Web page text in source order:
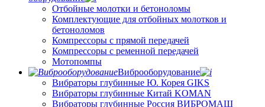
Отбойные молотки и бетоноломы
Комплектующие для отбойных молотков и
бетоноломов
Компрессоры с прямой передачей
Компрессоры с ременной передачей
Мотопомпы
Виброоборудование
Вибраторы глубинные Ю. Корея GIKS
Вибраторы глубинные Китай KOMAN
Вибраторы глубинные Россия ВИБРОМАШ